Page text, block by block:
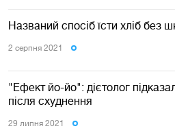
Названий спосіб їсти хліб без
2 серпня 2021
"Ефект йо-йо": дієтолог
після схуднення
29 липня 2021